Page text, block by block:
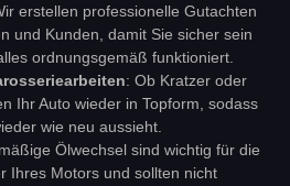
erstellen professionelle Gutachten
und Kunden, damit Sie sicher sein
ordnungsgemäß funktioniert.
: Ob Kratzer oder
Ihr Auto wieder in Topform, sodass
wie neu aussieht.
Ölwechsel sind wichtig für die
Ihres Motors und sollten nicht